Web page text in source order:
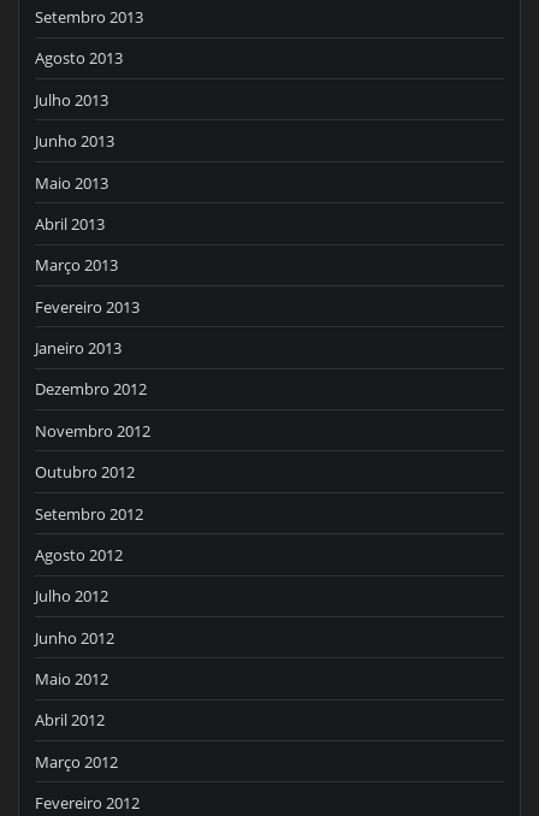
Setembro 2013
Agosto 2013
Julho 2013
Junho 2013
Maio 2013
Abril 2013
Março 2013
Fevereiro 2013
Janeiro 2013
Dezembro 2012
Novembro 2012
Outubro 2012
Setembro 2012
Agosto 2012
Julho 2012
Junho 2012
Maio 2012
Abril 2012
Março 2012
Fevereiro 2012